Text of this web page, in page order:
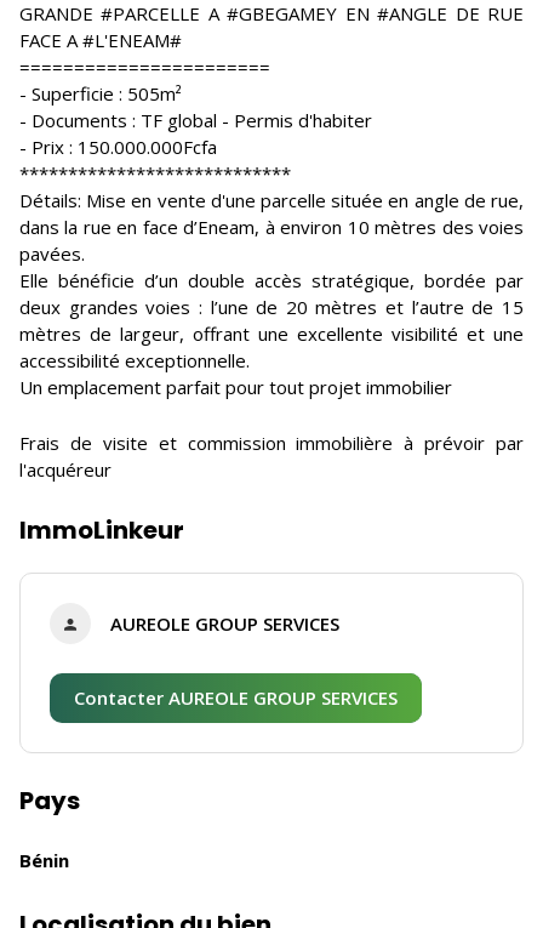
GRANDE #PARCELLE A #GBEGAMEY EN #ANGLE DE RUE
FACE A #L'ENEAM#
=======================
- Superficie : 505m²
- Documents : TF global - Permis d'habiter
- Prix : 150.000.000Fcfa
****************************
Détails: Mise en vente d'une parcelle située en angle de rue,
dans la rue en face d’Eneam, à environ 10 mètres des voies
pavées.
Elle bénéficie d’un double accès stratégique, bordée par
deux grandes voies : l’une de 20 mètres et l’autre de 15
mètres de largeur, offrant une excellente visibilité et une
accessibilité exceptionnelle.
Un emplacement parfait pour tout projet immobilier
Frais de visite et commission immobilière à prévoir par
l'acquéreur
ImmoLinkeur
AUREOLE GROUP SERVICES
Contacter AUREOLE GROUP SERVICES
Pays
Bénin